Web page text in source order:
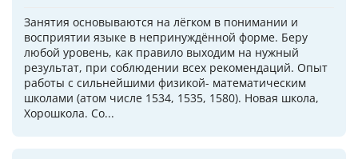
Занятия основываются на лёгком в понимании и
восприятии языке в непринуждённой форме. Беру
любой уровень, как правило выходим на нужный
результат, при соблюдении всех рекомендаций. Опыт
работы с сильнейшими физикой- математическим
школами (атом числе 1534, 1535, 1580). Новая школа,
Хорошкола. Со...